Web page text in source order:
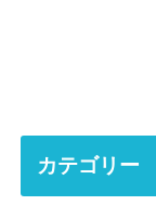
カテゴリー